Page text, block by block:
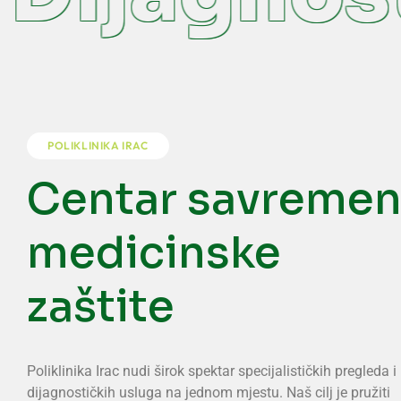
POLIKLINIKA IRAC
Centar
medicinske
zaštite
Poliklinika Irac nudi širok spektar specijalističkih pregleda i
dijagnostičkih usluga na jednom mjestu. Naš cilj je pružiti